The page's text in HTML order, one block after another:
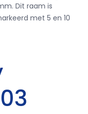
Dit raam is
met 5 en 10